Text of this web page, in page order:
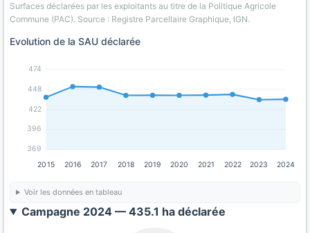
Surfaces déclarées par les exploitants au titre de la Politique Agricole
Commune (PAC). Source : Registre Parcellaire Graphique, IGN.
Evolution de la SAU déclarée
369
396
422
448
474
2015 2016 2017 2018 2019 2020 2021 2022 2023 2024
Voir les données en tableau
Campagne 2024 — 435.1 ha déclarée